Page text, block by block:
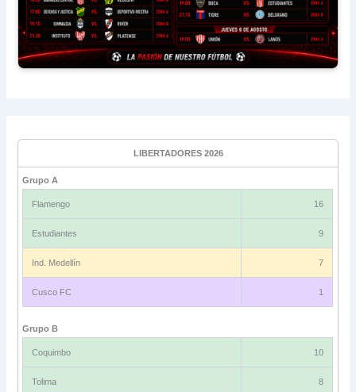
LIBERTADORES 2026
Grupo A
Flamengo 16
Estudiantes 9
Ind. Medellín 7
Cusco FC 1
Grupo B
Coquimbo 10
Tolima 8